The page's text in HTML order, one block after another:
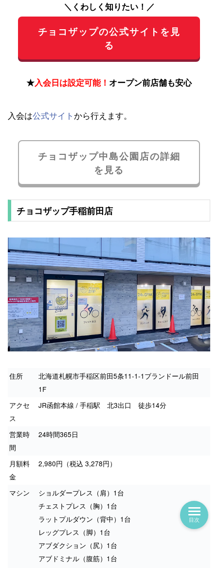
＼くわしく知りたい！／
チョコザップの公式サイトを見
る
★入会日は設定可能！ オープン前店舗も安心
入会は公式サイト から行えます。
チョコザップ中島公園店の詳細
を見る
チョコザップ手稲前田店
住所
北海道札幌市手稲区前田5条11-1-1ブランドール前田
1F
アクセ
ス
JR函館本線 / 手稲駅 北3出口 徒歩14分
営業時
間
24時間365日
月額料
金
2,980円（税込 3,278円）
マシン
ショルダープレス（肩）1台
チェストプレス（胸）1台
ラットプルダウン（背中）1台
レッグプレス（脚）1台
アブダクション（尻）1台
アブドミナル（腹筋）1台
目次